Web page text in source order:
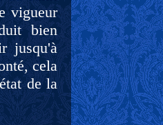
vigueur
bien
jusqu'à
cela
de la